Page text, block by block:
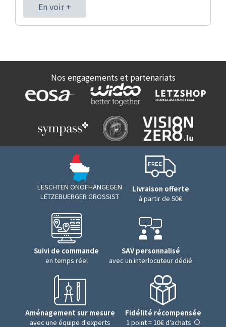
En voir +
Nos engagements et partenariats
LESCHTEN ONOFHÄNGEGEN
LËTZEBUERGER GROSSIST
Livraison offerte
à partir de 50€
Suivi de commande
en temps réel
SAV personnalisé
avec un interlocuteur dédié
Aménagement sur mesure
avec une équipe d'experts
Fidélité récompensée
1 point = 10€ d'achats